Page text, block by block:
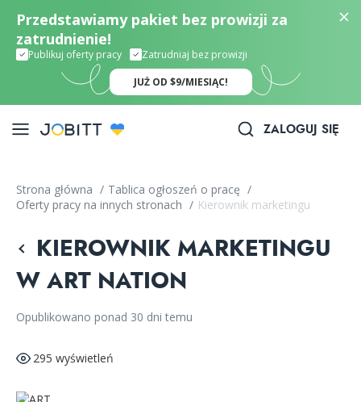
Przedstawiamy pakiet bez prowizji za
zatrudnienie!
Publikuj oferty pracy Zatrudniaj bez prowizji
JUŻ OD $9/MIESIĄC!
ZALOGUJ SIĘ
Strona główna / Tablica ogłoszeń o pracę /
Oferty pracy na innych stronach / Kierownik marketingu
KIEROWNIK MARKETINGU
W ART NATION
Opublikowano ponad 30 dni temu
295 wyświetleń